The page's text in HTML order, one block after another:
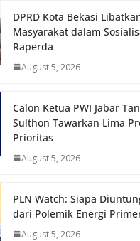
DPRD Kota Bekasi
Masyarakat dalam
Raperda
August 5, 2026
Calon Ketua PWI Jabar
Sulthon Tawarkan Lima
Prioritas
August 5, 2026
PLN Watch: Siapa
dari Polemik Energi
August 5, 2026